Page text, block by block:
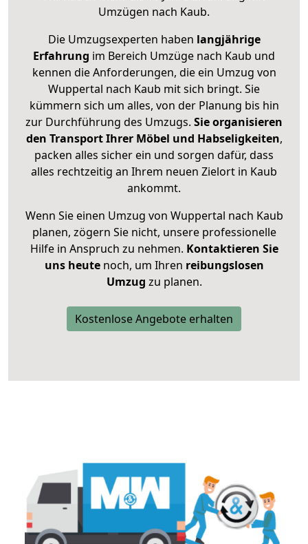
Umzügen nach Kaub.
Die Umzugsexperten haben langjährige
Erfahrung im Bereich Umzüge nach Kaub und
kennen die Anforderungen, die ein Umzug von
Wuppertal nach Kaub mit sich bringt. Sie
kümmern sich um alles, von der Planung bis hin
zur Durchführung des Umzugs. Sie organisieren
den Transport Ihrer Möbel und Habseligkeiten,
packen alles sicher ein und sorgen dafür, dass
alles rechtzeitig an Ihrem neuen Zielort in Kaub
ankommt.
Wenn Sie einen Umzug von Wuppertal nach Kaub
planen, zögern Sie nicht, unsere professionelle
Hilfe in Anspruch zu nehmen. Kontaktieren Sie
uns heutenoch, um Ihren reibungslosen
Umzug zu planen.
Kostenlose Angebote erhalten